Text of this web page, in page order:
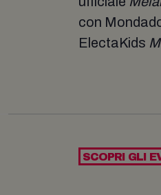
con
ElectaKids
SCOPRI GLI